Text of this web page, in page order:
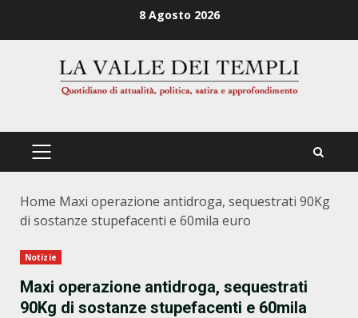
8 Agosto 2026
PRIMÄRES
Home Maxi operazione antidroga, sequestrati 90Kg
di sostanze stupefacenti e 60mila euro
Notizie
Maxi operazione antidroga, sequestrati
90Kg di sostanze stupefacenti e 60mila